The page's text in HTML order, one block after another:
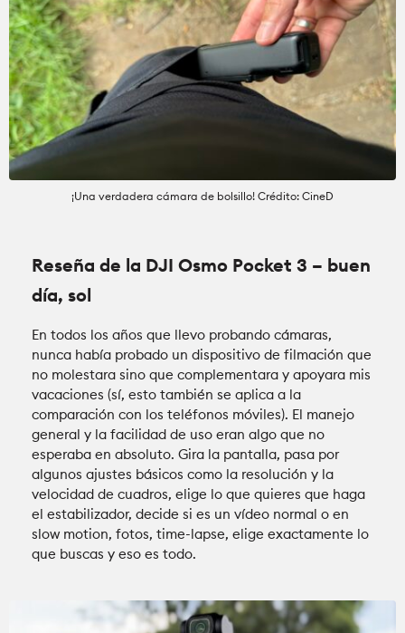
¡Una verdadera cámara de bolsillo! Crédito: CineD
Reseña de la DJI Osmo Pocket 3 – buen
día, sol
En todos los años que llevo probando cámaras,
nunca había probado un dispositivo de filmación que
no molestara sino que complementara y apoyara mis
vacaciones (sí, esto también se aplica a la
comparación con los teléfonos móviles). El manejo
general y la facilidad de uso eran algo que no
esperaba en absoluto. Gira la pantalla, pasa por
algunos ajustes básicos como la resolución y la
velocidad de cuadros, elige lo que quieres que haga
el estabilizador, decide si es un vídeo normal o en
slow motion, fotos, time-lapse, elige exactamente lo
que buscas y eso es todo.